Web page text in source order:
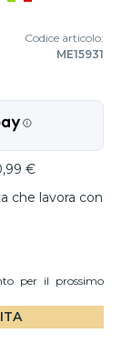
Codice articolo:
ME15931
€
che lavora con
per il prossimo